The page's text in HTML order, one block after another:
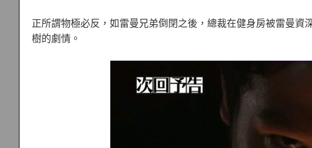
正所謂物極必反，如雷曼兄弟倒閉之後，總裁在健身房被雷曼
樹的劇情。